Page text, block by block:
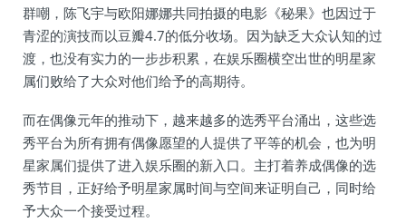
群嘲，陈飞宇与欧阳娜娜共同拍摄的电影《秘果》也因过于
青涩的演技而以豆瓣4.7的低分收场。因为缺乏大众认知的过
渡，也没有实力的一步步积累，在娱乐圈横空出世的明星家
属们败给了大众对他们给予的高期待。
而在偶像元年的推动下，越来越多的选秀平台涌出，这些选
秀平台为所有拥有偶像愿望的人提供了平等的机会，也为明
星家属们提供了进入娱乐圈的新入口。主打着养成偶像的选
秀节目，正好给予明星家属时间与空间来证明自己，同时给
予大众一个接受过程。